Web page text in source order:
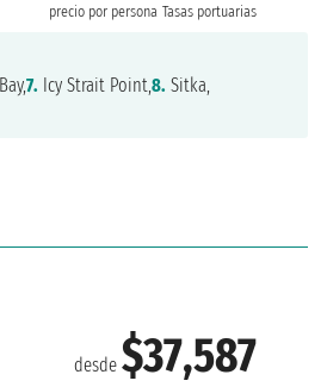
precio por persona Tasas portuarias
7. Icy Strait Point,8. Sitka,
desde$37,587